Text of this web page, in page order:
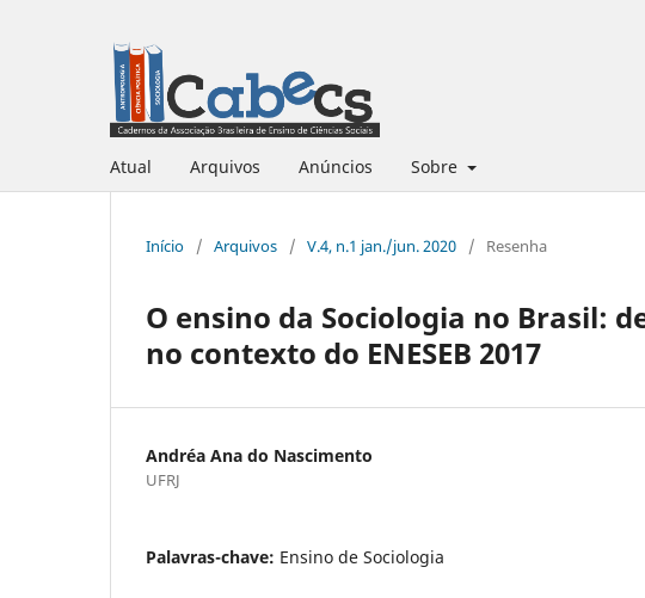
Atual Arquivos Anúncios Sobre
Início / Arquivos / V.4, n.1 jan./jun. 2020 / Resenha
O ensino da Sociologia no Brasil:
no contexto do ENESEB 2017
Andréa Ana do Nascimento
UFRJ
Palavras-chave: Ensino de Sociologia